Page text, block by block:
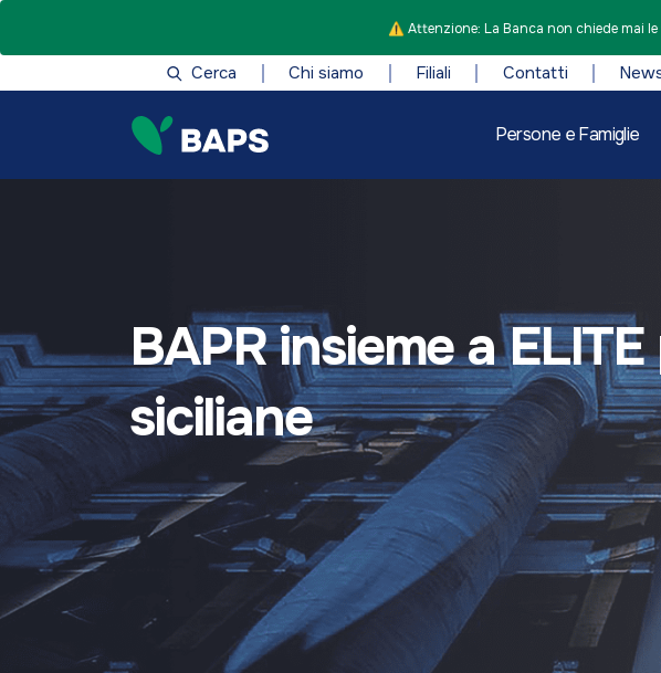
⚠️ Attenzione: La Banca non chiede mai
Cerca Chi siamo Filiali Contatti
Persone e Famiglie
BAPR insieme a
siciliane